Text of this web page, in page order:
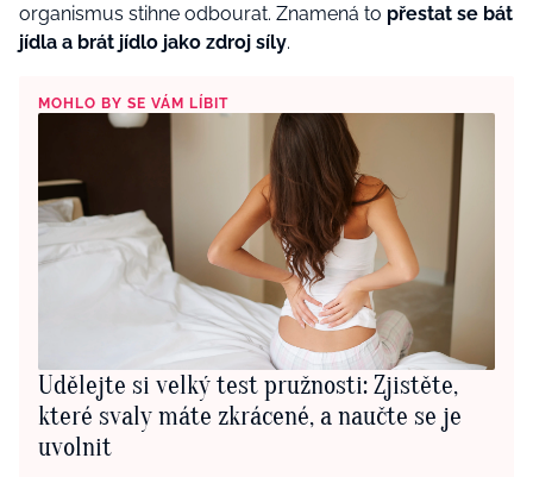
organismus stihne odbourat. Znamená to přestat se bát
jídla a brát jídlo jako zdroj síly.
MOHLO BY SE VÁM LÍBIT
Udělejte si velký test pružnosti: Zjistěte,
které svaly máte zkrácené, a naučte se je
uvolnit